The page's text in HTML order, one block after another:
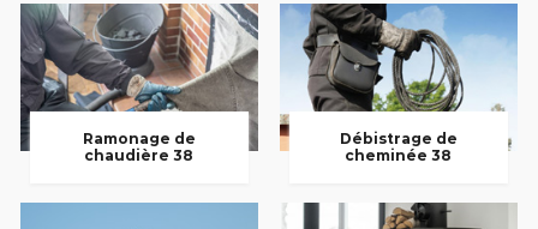
Ramonage de
chaudière 38
Débistrage de
cheminée 38